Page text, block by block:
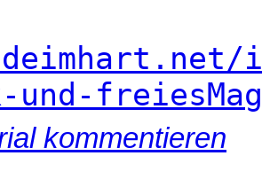
und-
kommentieren